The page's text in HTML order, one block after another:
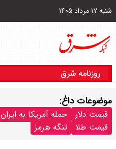
شنبه ۱۷ مرداد ۱۴۰۵
روزنامه شرق
موضوعات داغ:
قیمت دلار حمله آمریکا به ایران
قیمت طلا
تنگه هرمز